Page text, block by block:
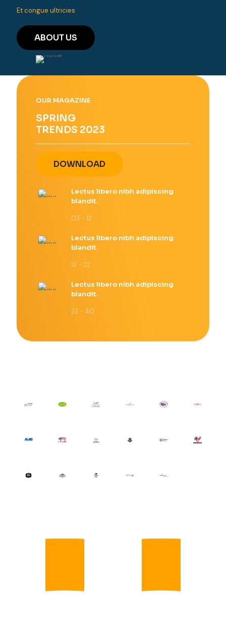
Et congue ultricies
ABOUT US
OUR MAGAZINE
SPRING
TRENDS 2023
DOWNLOAD
Lectus libero nibh adipiscing
blandit.
03 - 12
Lectus libero nibh adipiscing
blandit.
13 - 22
Lectus libero nibh adipiscing
blandit.
23 - 40